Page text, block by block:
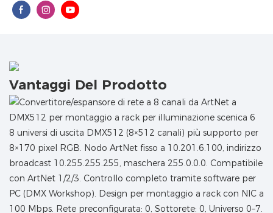
Vantaggi Del Prodotto
8 universi di uscita DMX512 (8×512 canali) più supporto per
8×170 pixel RGB. Nodo ArtNet fisso a 10.201.6.100, indirizzo
broadcast 10.255.255.255, maschera 255.0.0.0. Compatibile
con ArtNet 1/2/3. Controllo completo tramite software per
PC (DMX Workshop). Design per montaggio a rack con NIC a
100 Mbps. Rete preconfigurata: 0, Sottorete: 0, Universo 0–7.